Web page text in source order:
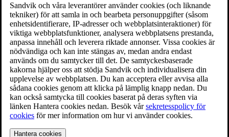
Sandvik och våra leverantörer använder cookies (och liknande
tekniker) för att samla in och bearbeta personuppgifter (såsom
enhetsidentifierare, IP-adresser och webbplatsinteraktioner) för
viktiga webbplatsfunktioner, analysera webbplatsens prestanda,
anpassa innehåll och leverera riktade annonser. Vissa cookies är
nödvändiga och kan inte stängas av, medan andra endast
används om du samtycker till det. De samtyckesbaserade
kakorna hjälper oss att stödja Sandvik och individualisera din
upplevelse av webbplatsen. Du kan acceptera eller avvisa alla
sådana cookies genom att klicka på lämplig knapp nedan. Du
kan också samtycka till cookies baserat på deras syften via
länken Hantera cookies nedan. Besök vårsekretesspolicy för
cookies för mer information om hur vi använder cookies.
Hantera cookies